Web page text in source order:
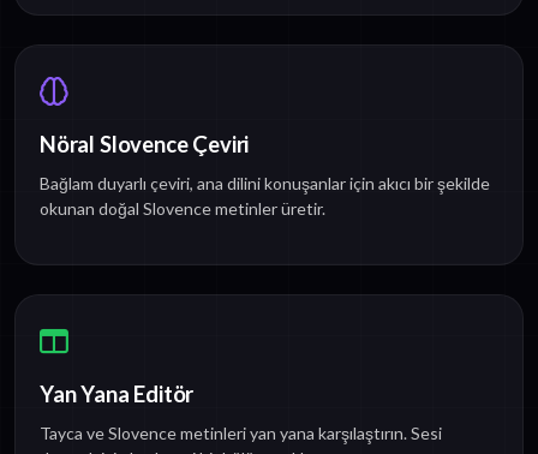
Nöral Slovence Çeviri
Bağlam duyarlı çeviri, ana dilini konuşanlar için akıcı bir şekilde
okunan doğal Slovence metinler üretir.
Yan Yana Editör
Tayca ve Slovence metinleri yan yana karşılaştırın. Sesi